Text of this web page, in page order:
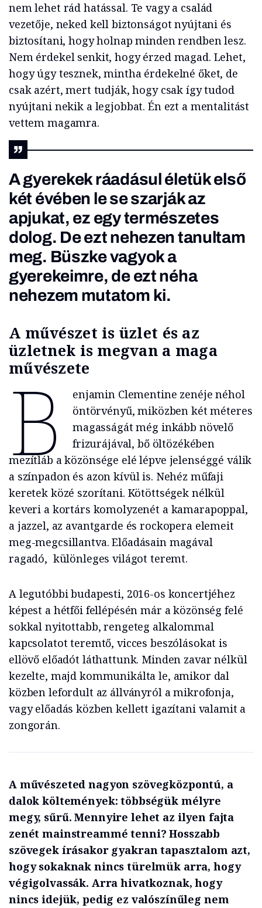
nem lehet rád hatással. Te vagy a család
vezetője, neked kell biztonságot nyújtani és
biztosítani, hogy holnap minden rendben lesz.
Nem érdekel senkit, hogy érzed magad. Lehet,
hogy úgy tesznek, mintha érdekelné őket, de
csak azért, mert tudják, hogy csak így tudod
nyújtani nekik a legjobbat. Én ezt a mentalitást
vettem magamra.
A gyerekek ráadásul életük első
két évében le se szarják az
apjukat, ez egy természetes
dolog. De ezt nehezen tanultam
meg. Büszke vagyok a
gyerekeimre, de ezt néha
nehezem mutatom ki.
A művészet is üzlet és az
üzletnek is megvan a maga
művészete
B
enjamin Clementine zenéje néhol
öntörvényű, miközben két méteres
magasságát még inkább növelő
frizurájával, bő öltözékében
mezítláb a közönsége elé lépve jelenséggé válik
a színpadon és azon kívül is. Nehéz műfaji
keretek közé szorítani. Kötöttségek nélkül
keveri a kortárs komolyzenét a kamarapoppal,
a jazzel, az avantgarde és rockopera elemeit
meg-megcsillantva. Előadásain magával
ragadó, különleges világot teremt.
A legutóbbi budapesti, 2016-os koncertjéhez
képest a hétfői fellépésén már a közönség felé
sokkal nyitottabb, rengeteg alkalommal
kapcsolatot teremtő, vicces beszólásokat is
ellövő előadót láthattunk. Minden zavar nélkül
kezelte, majd kommunikálta le, amikor dal
közben lefordult az állványról a mikrofonja,
vagy előadás közben kellett igazítani valamit a
zongorán.
A művészeted nagyon szövegközpontú, a
dalok költemények: többségük mélyre
megy, sűrű. Mennyire lehet az ilyen fajta
zenét mainstreammé tenni? Hosszabb
szövegek írásakor gyakran tapasztalom azt,
hogy sokaknak nincs türelmük arra, hogy
végigolvassák. Arra hivatkoznak, hogy
nincs idejük, pedig ez valószínűleg nem